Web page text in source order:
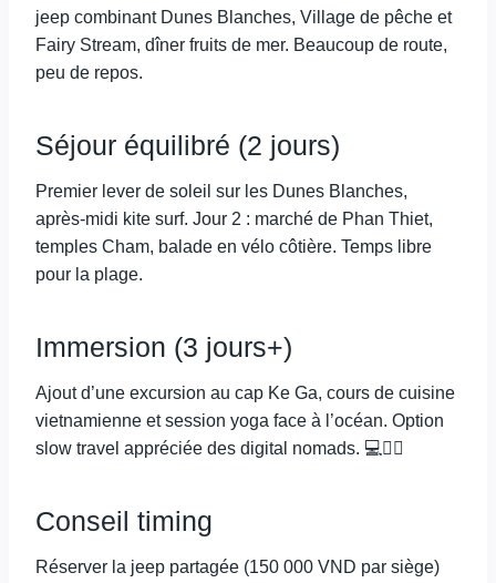
jeep combinant Dunes Blanches, Village de pêche et
Fairy Stream, dîner fruits de mer. Beaucoup de route,
peu de repos.
Séjour équilibré (2 jours)
Premier lever de soleil sur les Dunes Blanches,
après-midi kite surf. Jour 2 : marché de Phan Thiet,
temples Cham, balade en vélo côtière. Temps libre
pour la plage.
Immersion (3 jours+)
Ajout d’une excursion au cap Ke Ga, cours de cuisine
vietnamienne et session yoga face à l’océan. Option
slow travel appréciée des digital nomads. 💻🧘‍♀️
Conseil timing
Réserver la jeep partagée (150 000 VND par siège)